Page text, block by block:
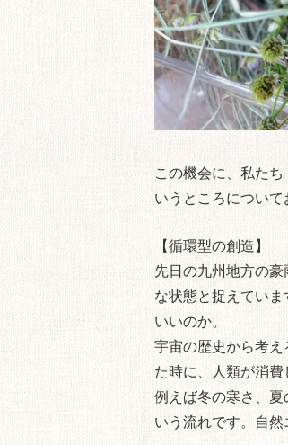
この機会に、私た
いうところについて
【循環型の創造】
先日の九州地方の
な状態と捉えてい
いいのか。
宇宙の歴史から考え
た時に、人類が消費
例えば冬の寒さ、
いう流れです。自然